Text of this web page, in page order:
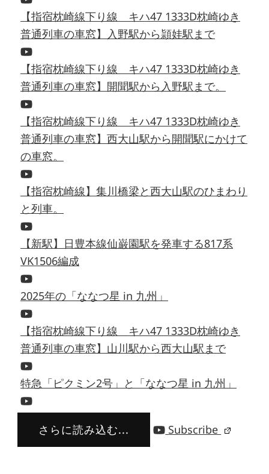
【指宿枕崎線下り線 キハ47 1333D枕崎ゆき
普通列車の車窓】入野駅から頴娃駅まで
【指宿枕崎線下り線 キハ47 1333D枕崎ゆき
普通列車の車窓】開聞駅から入野駅まで。
【指宿枕崎線下り線 キハ47 1333D枕崎ゆき
普通列車の車窓】西大山駅から開聞駅にかけて
の車窓。
【指宿枕崎線】集川橋梁と西大山駅のひまわり
と列車。
【新駅】日豊本線仙巌園駅を発車する817系
VK1506編成
2025年の「ななつ星 in 九州」
【指宿枕崎線下り線 キハ47 1333D枕崎ゆき
普通列車の車窓】山川駅から西大山駅まで
特急「ピクミン2号」と「ななつ星 in 九州」
さらに読み込む... Subscribe